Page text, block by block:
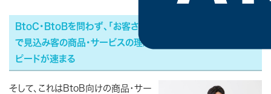
BtoC・BtoBを問わず、「お客さまの声・導入事例」があること
で見込み客の商品・サービスの理解度は高まり、購入までのス
ピードが速まる
そして、これはBtoB向けの商品・サー